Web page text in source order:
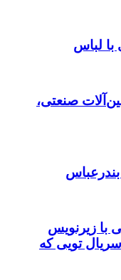
لباس
صنعتی،
با زیرنویس
تویی که